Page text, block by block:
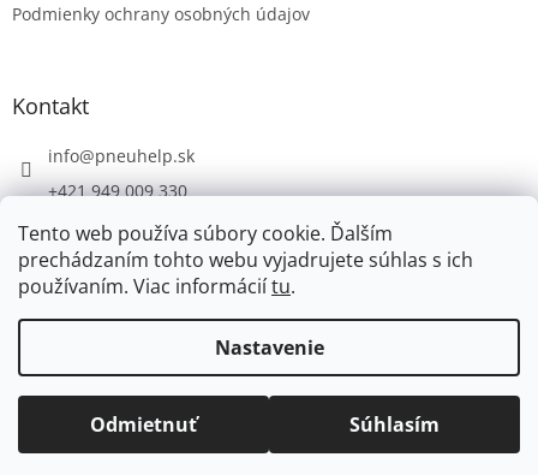
Tento web používa súbory cookie. Ďalším
prechádzaním tohto webu vyjadrujete súhlas s ich
používaním. Viac informáciítu.
Nastavenie
Odmietnuť Súhlasím
Podmienky ochrany osobných údajov
Kontakt
info@pneuhelp.sk
+421 949 009 330
Copyright 2026PNEUHELP.SK. Všetky práva vyhradené.
Upraviť nastavenie cookies